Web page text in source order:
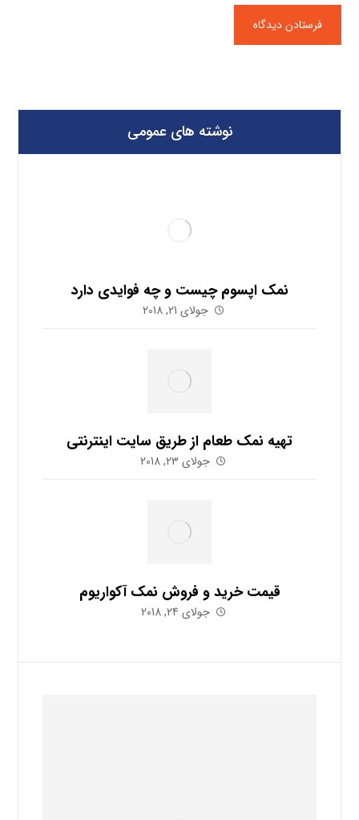
نوشته های عمومی
نمک اپسوم چیست و چه فوایدی دارد
جولای 21, 2018
تهیه نمک طعام از طریق سایت اینترنتی
جولای 23, 2018
قیمت خرید و فروش نمک آکواریوم
جولای 24, 2018